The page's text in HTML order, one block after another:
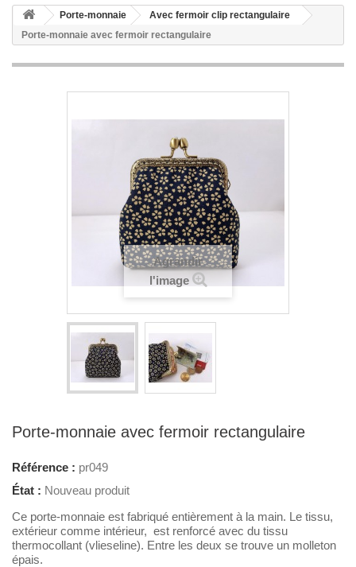
Porte-monnaie
Avec fermoir clip rectangulaire
Porte-monnaie avec fermoir rectangulaire
Agrandir
l'image
Porte-monnaie avec fermoir rectangulaire
Référence : pr049
État : Nouveau produit
Ce porte-monnaie est fabriqué entièrement à la main. Le tissu,
extérieur comme intérieur, est renforcé avec du tissu
thermocollant (vlieseline). Entre les deux se trouve un molleton
épais.